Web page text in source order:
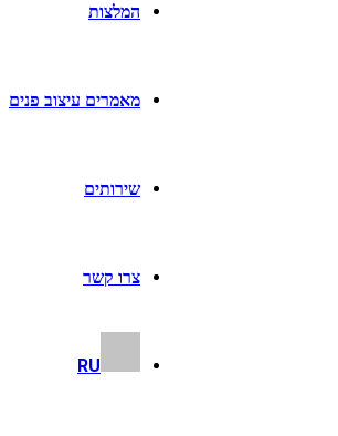
המלצות
מאמרים עיצוב פנים
שירותים
צרו קשר
RU